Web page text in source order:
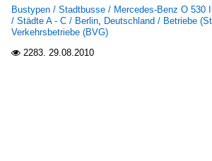
Bustypen / Stadtbusse / Mercedes-Benz O 530
/ Städte A - C / Berlin, Deutschland / Betriebe
Verkehrsbetriebe (BVG)
 2283. 29.08.2010